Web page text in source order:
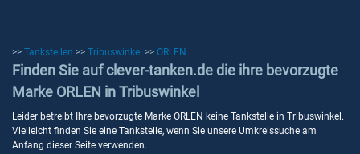
>> Tankstellen >> Tribuswinkel >> ORLEN
Finden Sie auf clever-tanken.de die ihre bevorzugte
Marke ORLEN in Tribuswinkel
Leider betreibt Ihre bevorzugte Marke ORLEN keine Tankstelle in Tribuswinkel.
Vielleicht finden Sie eine Tankstelle, wenn Sie unsere Umkreissuche am
Anfang dieser Seite verwenden.